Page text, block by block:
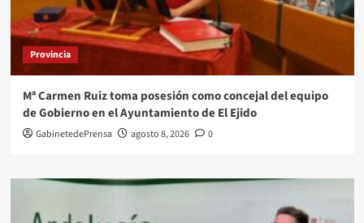
Provincia
Mª Carmen Ruiz toma posesión como concejal del equipo
de Gobierno en el Ayuntamiento de El Ejido
GabinetedePrensa agosto 8, 2026 0